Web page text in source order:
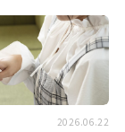
2026.06.22